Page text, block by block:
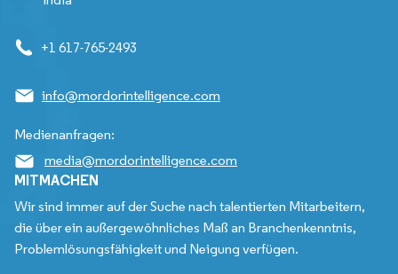
+1 617-765-2493
info@mordorintelligence.com
Medienanfragen:
media@mordorintelligence.com
MITMACHEN
Wir sind immer auf der Suche nach talentierten Mitarbeitern,
die über ein außergewöhnliches Maß an Branchenkenntnis,
Problemlösungsfähigkeit und Neigung verfügen.